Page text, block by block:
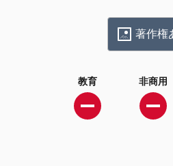
著作権
教育 非商用